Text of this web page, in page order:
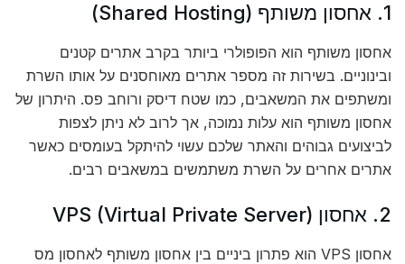
1. אחסון משותף (Shared Hosting)
אחסון משותף הוא הפופולרי ביותר בקרב אתרים קטנים
ובינוניים. בשירות זה מספר אתרים מאוחסנים על אותו השרת
ומשתפים את המשאבים, כמו שטח דיסק ורוחב פס. היתרון של
אחסון משותף הוא עלות נמוכה, אך לרוב לא ניתן לצפות
לביצועים גבוהים והאתר שלכם עשוי להיתקל בעומסים כאשר
אתרים אחרים על השרת משתמשים במשאבים רבים.
2. אחסון VPS (Virtual Private Server)
אחסון VPS הוא פתרון ביניים בין אחסון משותף לאחסון מס